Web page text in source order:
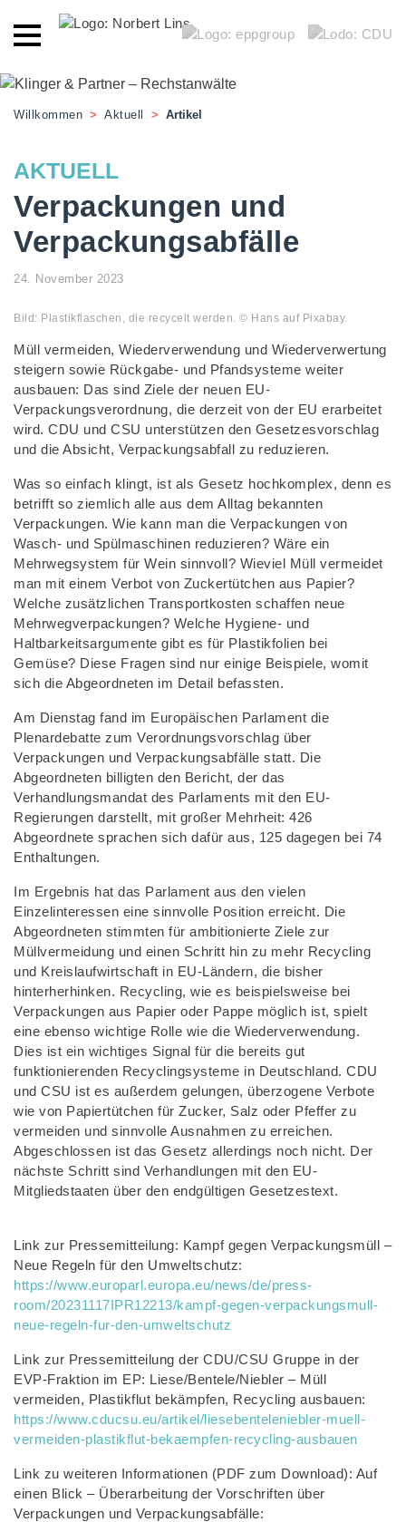
Willkommen > Aktuell > Artikel
AKTUELL
Verpackungen und
Verpackungsabfälle
24. November 2023
Bild: Plastikflaschen, die recycelt werden. © Hans auf Pixabay.
Müll vermeiden, Wiederverwendung und Wiederverwertung
steigern sowie Rückgabe- und Pfandsysteme weiter
ausbauen: Das sind Ziele der neuen EU-
Verpackungsverordnung, die derzeit von der EU erarbeitet
wird. CDU und CSU unterstützen den Gesetzesvorschlag
und die Absicht, Verpackungsabfall zu reduzieren.
Was so einfach klingt, ist als Gesetz hochkomplex, denn es
betrifft so ziemlich alle aus dem Alltag bekannten
Verpackungen. Wie kann man die Verpackungen von
Wasch- und Spülmaschinen reduzieren? Wäre ein
Mehrwegsystem für Wein sinnvoll? Wieviel Müll vermeidet
man mit einem Verbot von Zuckertütchen aus Papier?
Welche zusätzlichen Transportkosten schaffen neue
Mehrwegverpackungen? Welche Hygiene- und
Haltbarkeitsargumente gibt es für Plastikfolien bei
Gemüse? Diese Fragen sind nur einige Beispiele, womit
sich die Abgeordneten im Detail befassten.
Am Dienstag fand im Europäischen Parlament die
Plenardebatte zum Verordnungsvorschlag über
Verpackungen und Verpackungsabfälle statt. Die
Abgeordneten billigten den Bericht, der das
Verhandlungsmandat des Parlaments mit den EU-
Regierungen darstellt, mit großer Mehrheit: 426
Abgeordnete sprachen sich dafür aus, 125 dagegen bei 74
Enthaltungen.
Im Ergebnis hat das Parlament aus den vielen
Einzelinteressen eine sinnvolle Position erreicht. Die
Abgeordneten stimmten für ambitionierte Ziele zur
Müllvermeidung und einen Schritt hin zu mehr Recycling
und Kreislaufwirtschaft in EU-Ländern, die bisher
hinterherhinken. Recycling, wie es beispielsweise bei
Verpackungen aus Papier oder Pappe möglich ist, spielt
eine ebenso wichtige Rolle wie die Wiederverwendung.
Dies ist ein wichtiges Signal für die bereits gut
funktionierenden Recyclingsysteme in Deutschland. CDU
und CSU ist es außerdem gelungen, überzogene Verbote
wie von Papiertütchen für Zucker, Salz oder Pfeffer zu
vermeiden und sinnvolle Ausnahmen zu erreichen.
Abgeschlossen ist das Gesetz allerdings noch nicht. Der
nächste Schritt sind Verhandlungen mit den EU-
Mitgliedstaaten über den endgültigen Gesetzestext.
Link zur Pressemitteilung: Kampf gegen Verpackungsmüll –
Neue Regeln für den Umweltschutz:
https://www.europarl.europa.eu/news/de/press-
room/20231117IPR12213/kampf-gegen-verpackungsmull-
neue-regeln-fur-den-umweltschutz
Link zur Pressemitteilung der CDU/CSU Gruppe in der
EVP-Fraktion im EP: Liese/Bentele/Niebler – Müll
vermeiden, Plastikflut bekämpfen, Recycling ausbauen:
https://www.cducsu.eu/artikel/liesebenteleniebler-muell-
vermeiden-plastikflut-bekaempfen-recycling-ausbauen
Link zu weiteren Informationen (PDF zum Download): Auf
einen Blick – Überarbeitung der Vorschriften über
Verpackungen und Verpackungsabfälle: